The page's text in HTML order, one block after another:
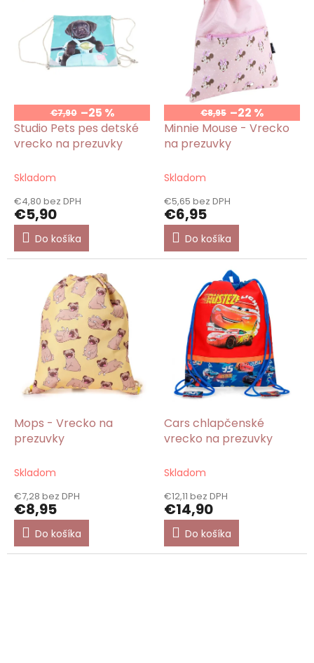
u €7,90 –25 %
Studio Pets pes detské
vrecko na prezuvky
Skladom
€4,80 bez DPH
€5,90
Do košíka
€8,95 –22 %
Minnie Mouse - Vrecko
na prezuvky
Skladom
€5,65 bez DPH
€6,95
Do košíka
Mops - Vrecko na
prezuvky
Skladom
€7,28 bez DPH
€8,95
Do košíka
Cars chlapčenské
vrecko na prezuvky
Skladom
€12,11 bez DPH
€14,90
Do košíka